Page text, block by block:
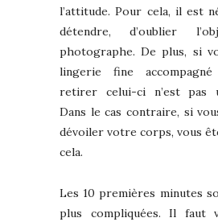
l’attitude. Pour cela, il est
détendre, d’oublier
photographe. De plus, si
lingerie fine accompagné
retirer celui-ci n’est pas
Dans le cas contraire, si
dévoiler votre corps, vous
cela.
Les 10 premières minutes
plus compliquées. Il faut